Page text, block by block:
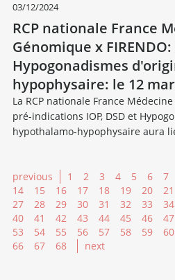
03/12/2024
RCP nationale France
Génomique x FIRENDO:
Hypogonadismes
hypophysaire: le 12
La RCP nationale France
pré-indications IOP, DSD et
hypothalamo-hypophysaire aura
previous 1 2 3 4 5 6 7
14
15 16 17 18 19 20 21
27
28 29 30 31 32 33 34
40
41 42 43 44 45 46 47
53
54 55 56 57 58 59 60
66
67 68 next